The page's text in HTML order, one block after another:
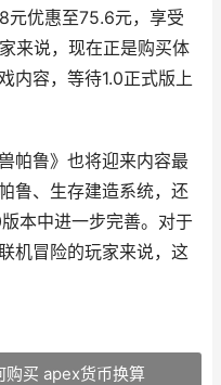
元优惠至75.6元，享受
来说，现在正是购买体
内容，等待1.0正式版上
帕鲁》也将迎来内容最
鲁、生存建造系统，还
本中进一步完善。对于
机冒险的玩家来说，这
购买 apex货币换算